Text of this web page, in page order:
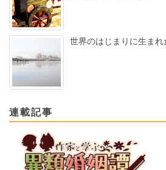
世界のはじまりに生まれ
連載記事